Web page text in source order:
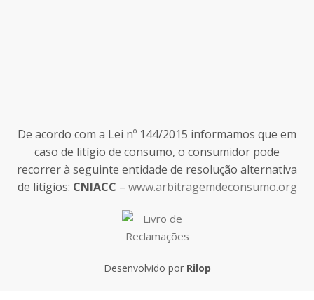
De acordo com a Lei nº 144/2015 informamos que em
caso de litígio de consumo, o consumidor pode
recorrer à seguinte entidade de resolução alternativa
de litígios: CNIACC – www.arbitragemdeconsumo.org
Desenvolvido por Rilop